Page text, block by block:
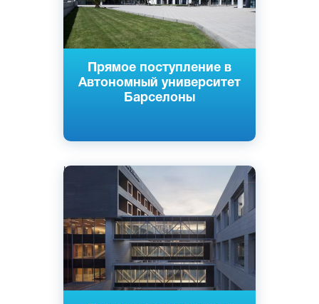
Прямое поступление в
Автономный университет
Барселоны
Испанский
Памплона, Испания